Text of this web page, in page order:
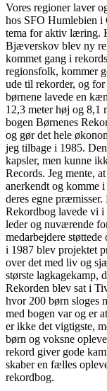
Vores regioner laver
hos SFO Humlebien i
tema for aktiv læring.
Bjæverskov blev ny
kommet gang i
regionsfolk, kommer
ude til rekorder, og
børnene lavede en
12,3 meter høj og 8,1
bogen Børnenes
og gør det hele
jeg tilbage i 1985.
kapsler, men kunne
Records. Jeg mente,
anerkendt og komme
deres egne
Rekordbog lavede vi
leder og nuværende
medarbejdere
i 1987 blev projektet
over det med liv og
største lagkagekamp,
Rekorden blev sat i
hvor 200 børn sloges
med bogen var og er
er ikke det vigtigste,
børn og voksne
rekord giver gode
skaber en fælles
rekordbog.